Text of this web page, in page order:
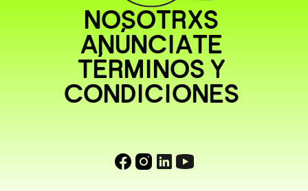
NOSOTRXS
ANÚNCIATE
TÉRMINOS Y
CONDICIONES